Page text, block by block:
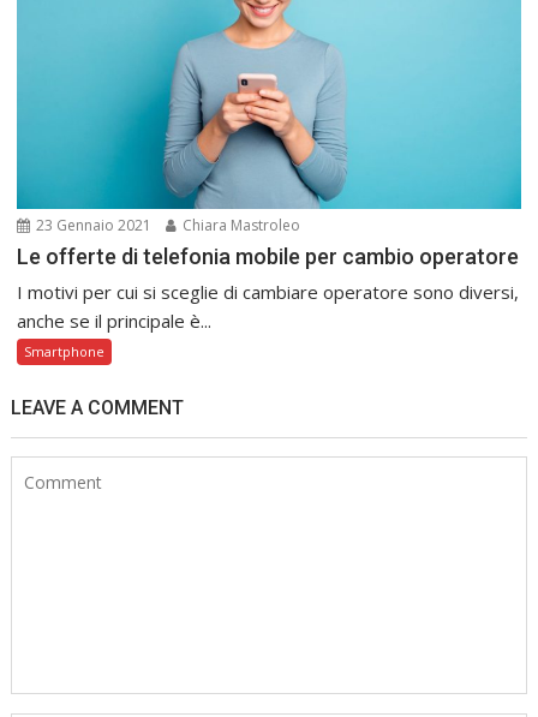
23 Gennaio 2021 Chiara Mastroleo
Le offerte di telefonia mobile per cambio operatore
I motivi per cui si sceglie di cambiare operatore sono diversi,
anche se il principale è...
Smartphone
LEAVE A COMMENT